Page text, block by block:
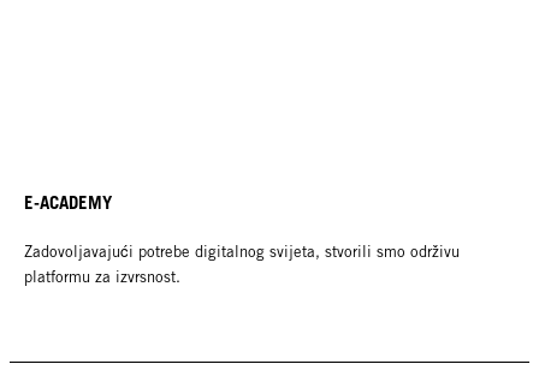
E-ACADEMY
Zadovoljavajući potrebe digitalnog svijeta, stvorili smo održivu
platformu za izvrsnost.